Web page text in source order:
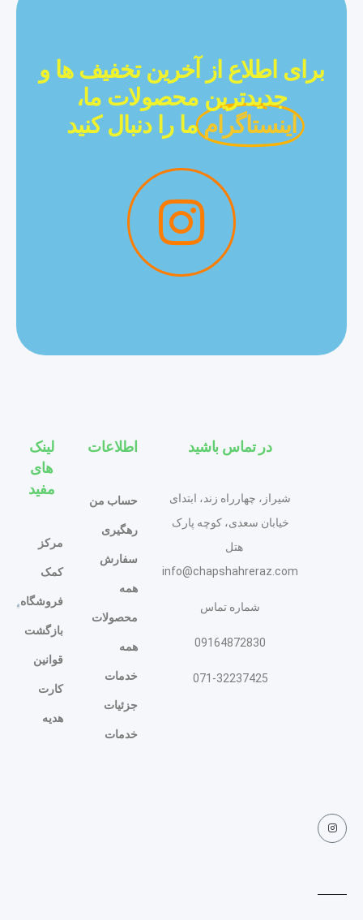
برای اطلاع از آخرین تخفیف ها و
جدیدترین محصولات ما،
اینستاگرام ما را دنبال کنید
در تماس باشید
شیراز، چهارراه زند، ابتدای
خیابان سعدی، کوچه پارک
هتل
info@chapshahreraz.com
شماره تماس
09164872830
071-32237425
اطلاعات
حساب من
رهگیری
سفارش
همه
محصولات
همه
خدمات
جزئیات
خدمات
لینک
های
مفید
مرکز
کمک
فروشگاه
بازگشت
قوانین
کارت
هدیه